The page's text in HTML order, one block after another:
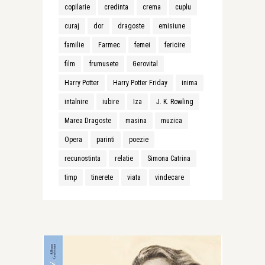
copilarie credinta crema cuplu
curaj dor dragoste emisiune
familie Farmec femei fericire
film frumusete Gerovital
Harry Potter Harry Potter Friday inima
intalnire iubire Iza J. K. Rowling
Marea Dragoste masina muzica
Opera parinti poezie
recunostinta relatie Simona Catrina
timp tinerete viata vindecare